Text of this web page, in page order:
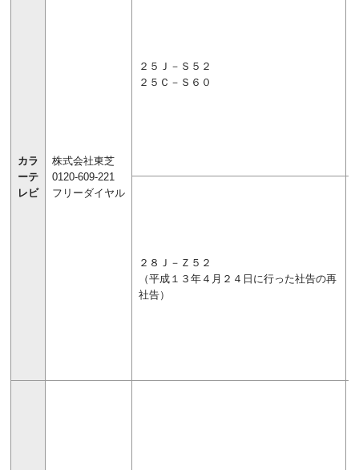
カラ
ーテ
レビ
株式会社東芝
0120-609-221
フリーダイヤル
２５Ｊ－Ｓ５２
２５Ｃ－Ｓ６０
２８Ｊ－Ｚ５２
（平成１３年４月２４日に行った社告の再
社告）